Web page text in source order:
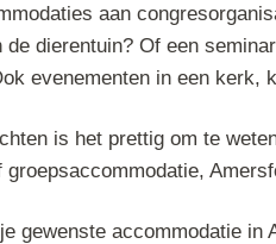
aan
dierentuin? Of een
evenementen in een kerk,
is het prettig om te
gewenste accommodatie in